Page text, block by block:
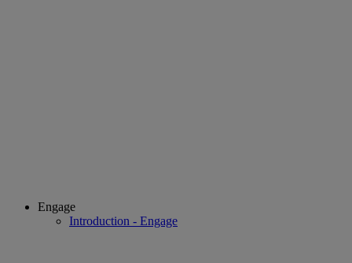
Engage
Introduction - Engage